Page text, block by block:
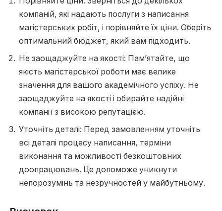
компаній, які надають послуги з написання
магістерських робіт, і порівняйте їх ціни. Оберіть
оптимальний бюджет, який вам підходить.
Не заощаджуйте на якості: Пам’ятайте, що
якість магістерської роботи має велике
значення для вашого академічного успіху. Не
заощаджуйте на якості і обирайте надійні
компанії з високою репутацією.
Уточніть деталі: Перед замовленням уточніть
всі деталі процесу написання, терміни
виконання та можливості безкоштовних
доопрацювань. Це допоможе уникнути
непорозумінь та незручностей у майбутньому.